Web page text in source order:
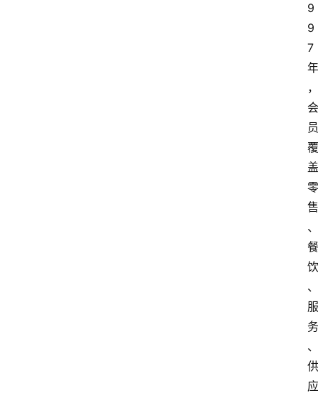
9
9
7
年
，
会
员
覆
盖
零
售
、
餐
饮
、
服
务
、
供
应